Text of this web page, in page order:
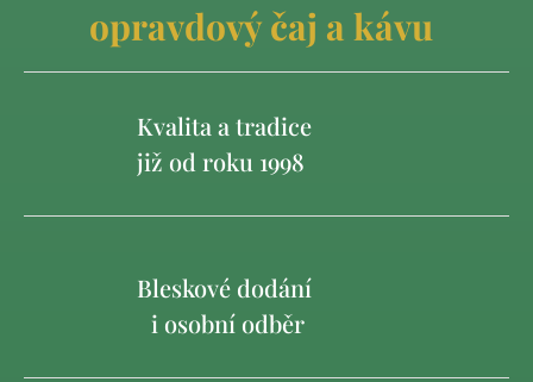
opravdový čaj a kávu
Kvalita a tradice
již od roku 1998
Bleskové dodání
i osobní odběr